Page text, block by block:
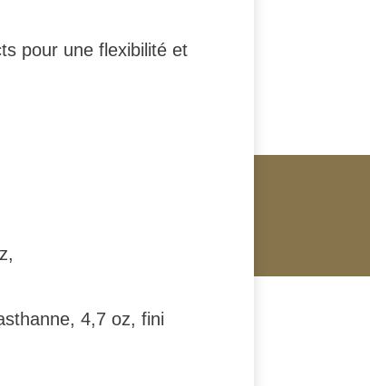
pour une flexibilité et
4,7 oz, fini